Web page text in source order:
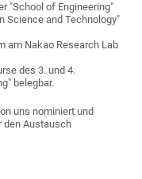
"School of Engineering"
Science and Technology"
am Nakao Research Lab
des 3. und 4.
belegbar.
uns nominiert und
den Austausch